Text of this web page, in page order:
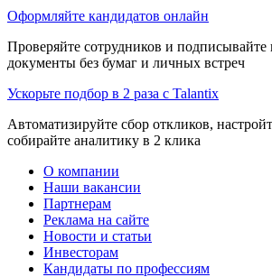
Оформляйте кандидатов онлайн
Проверяйте сотрудников и подписывайте
документы без бумаг и личных встреч
Ускорьте подбор в 2 раза с Talantix
Автоматизируйте сбор откликов,
собирайте аналитику в 2 клика
О компании
Наши вакансии
Партнерам
Реклама на сайте
Новости и статьи
Инвесторам
Кандидаты по профессиям